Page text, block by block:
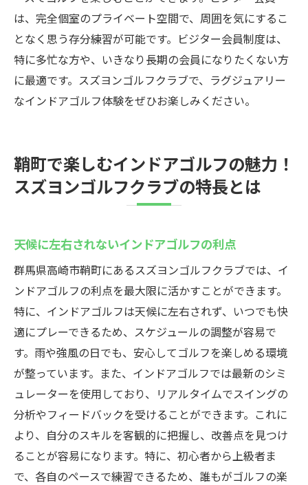
は、完全個室のプライベート空間で、周囲を気にするこ
となく思う存分練習が可能です。ビジター会員制度は、
特に多忙な方や、いきなり長期の会員になりたくない方
に最適です。スズヨンゴルフクラブで、ラグジュアリー
なインドアゴルフ体験をぜひお楽しみください。
鞘町で楽しむインドアゴルフの魅力！
スズヨンゴルフクラブの特長とは
天候に左右されないインドアゴルフの利点
群馬県高崎市鞘町にあるスズヨンゴルフクラブでは、イ
ンドアゴルフの利点を最大限に活かすことができます。
特に、インドアゴルフは天候に左右されず、いつでも快
適にプレーできるため、スケジュールの調整が容易で
す。雨や強風の日でも、安心してゴルフを楽しめる環境
が整っています。また、インドアゴルフでは最新のシミ
ュレーターを使用しており、リアルタイムでスイングの
分析やフィードバックを受けることができます。これに
より、自分のスキルを客観的に把握し、改善点を見つけ
ることが容易になります。特に、初心者から上級者ま
で、各自のペースで練習できるため、誰もがゴルフの楽